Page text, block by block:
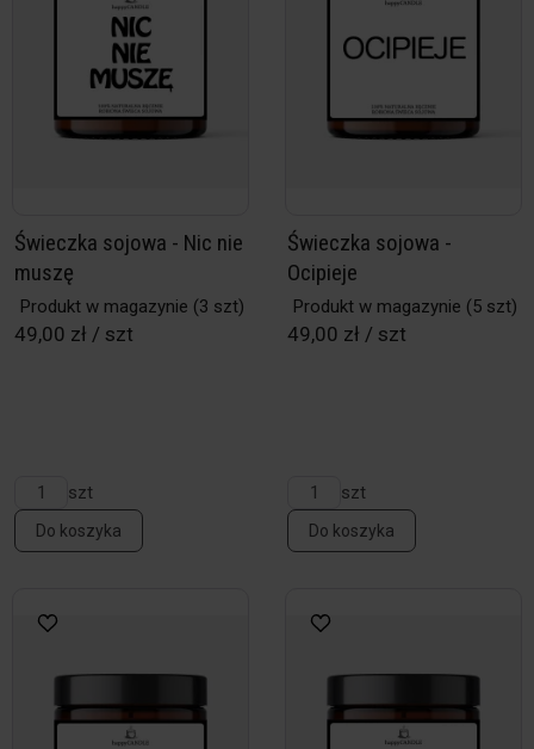
Świeczka sojowa - Nic nie
muszę
Produkt w magazynie (3 szt)
49,00 zł / szt
szt
Do koszyka
Świeczka sojowa -
Ocipieje
Produkt w magazynie (5 szt)
49,00 zł / szt
szt
Do koszyka